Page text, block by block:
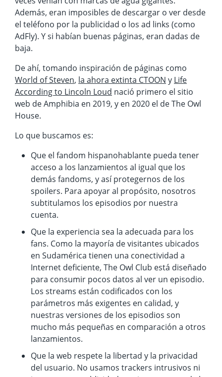
Además, eran imposibles de descargar o ver desde
el teléfono por la publicidad o los ad links (como
AdFly). Y si habían buenas páginas, eran dadas de
baja.
De ahí, tomando inspiración de páginas como
World of Steven, la ahora extinta CTOON y Life
According to Lincoln Loud nació primero el sitio
web de Amphibia en 2019, y en 2020 el de The Owl
House.
Lo que buscamos es:
Que el fandom hispanohablante pueda tener
acceso a los lanzamientos al igual que los
demás fandoms, y así protegernos de los
spoilers. Para apoyar al propósito, nosotros
subtitulamos los episodios por nuestra
cuenta.
Que la experiencia sea la adecuada para los
fans. Como la mayoría de visitantes ubicados
en Sudamérica tienen una conectividad a
Internet deficiente, The Owl Club está diseñado
para consumir pocos datos al ver un episodio.
Los streams están codificados con los
parámetros más exigentes en calidad, y
nuestras versiones de los episodios son
mucho más pequeñas en comparación a otros
lanzamientos.
Que la web respete la libertad y la privacidad
del usuario. No usamos trackers intrusivos ni